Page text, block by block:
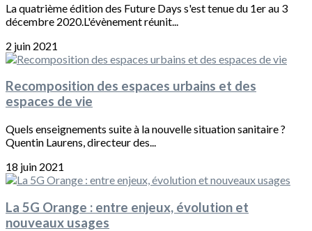
La quatrième édition des Future Days s'est tenue du 1er au 3
décembre 2020.L'évènement réunit...
2 juin 2021
Recomposition des espaces urbains et des
espaces de vie
Quels enseignements suite à la nouvelle situation sanitaire ?
Quentin Laurens, directeur des...
18 juin 2021
La 5G Orange : entre enjeux, évolution et
nouveaux usages